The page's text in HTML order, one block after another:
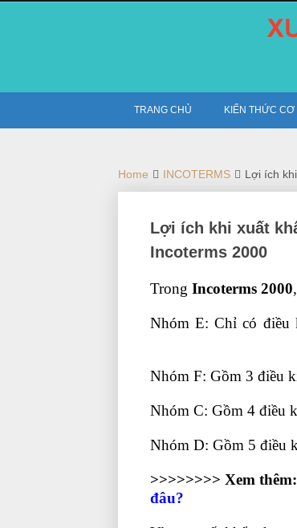
TRANG CHỦ KIẾN THỨC CƠ
Home INCOTERMS Lợi ích
Lợi ích khi xuất
Incoterms 2000
Trong Incoterms 2000
Nhóm E: Chỉ có điều
Nhóm F: Gồm 3 điều
Nhóm C: Gồm 4 điều
Nhóm D: Gồm 5 điều
>>>>>>>> Xem thêm:
đâu?